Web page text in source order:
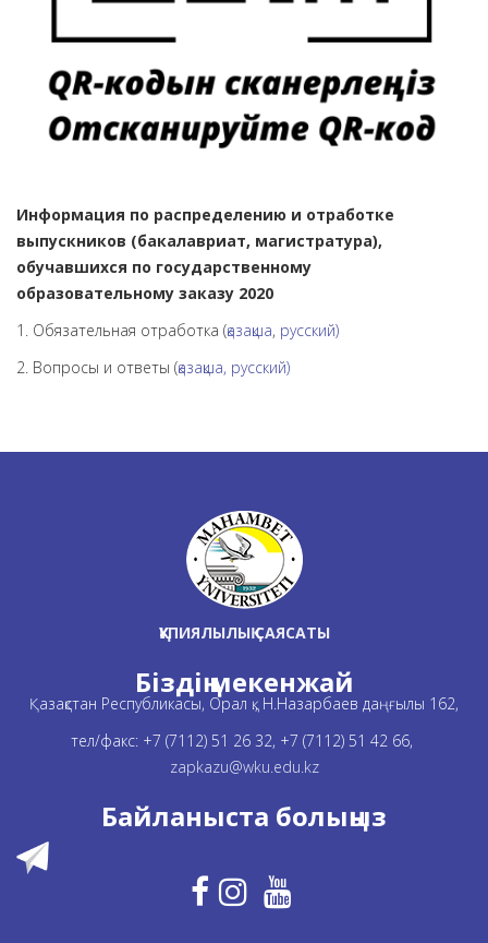
Информация по распределению и отработке
выпускников (бакалавриат, магистратура),
обучавшихся по государственному
образовательному заказу 2020
1. Обязательная отработка (қазақша, русский)
2. Вопросы и ответы (қазақша, русский)
ҚҰПИЯЛЫЛЫҚ САЯСАТЫ
Біздің мекенжай
Қазақстан Республикасы, Орал қ., Н.Назарбаев даңғылы 162,
тел/факс: +7 (7112) 51 26 32, +7 (7112) 51 42 66,
zapkazu@wku.edu.kz
Байланыста болыңыз